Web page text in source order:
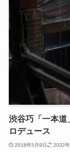
渋谷巧「一本
ロデュース
2018年5月9日 2022